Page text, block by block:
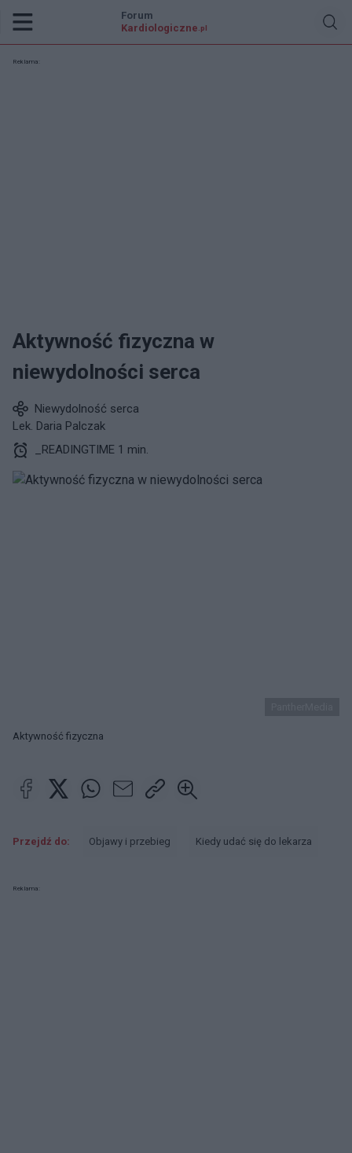
Forum
Kardiologiczne .pl
Reklama:
Aktywność fizyczna w
niewydolności serca
Niewydolność serca
Lek. Daria Palczak
_READINGTIME 1 min.
Aktywność fizyczna
Przejdź do: Objawy i przebieg Kiedy udać się do lekarza
Reklama: